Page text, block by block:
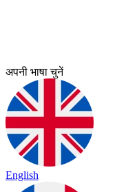
अपनी भाषा चुनें
English